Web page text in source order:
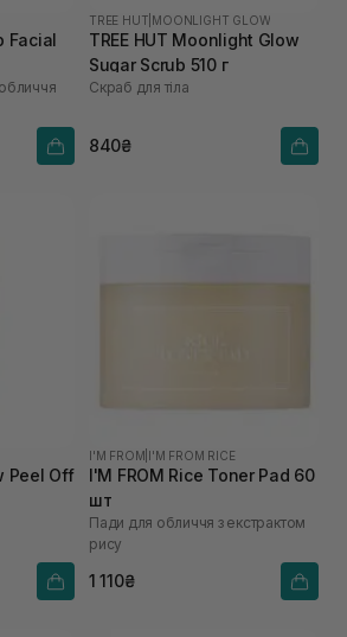
Facial
TREE HUT MOONLIGHT GLOW
TREE HUT Moonlight Glow
Sugar Scrub 510 г
Скраб для тіла
840₴
Peel Off
I'M FROM I'M FROM RICE
I'M FROM Rice Toner Pad 60
шт
Пади для обличчя з екстрактом
рису
1 110₴